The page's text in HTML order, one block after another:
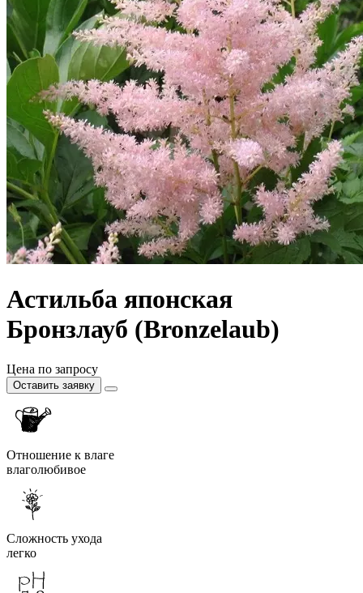
Астильба японская
Бронзлауб (Bronzelaub)
Цена по запросу
Оставить заявку
Отношение к влаге
влаголюбивое
Сложность ухода
легко